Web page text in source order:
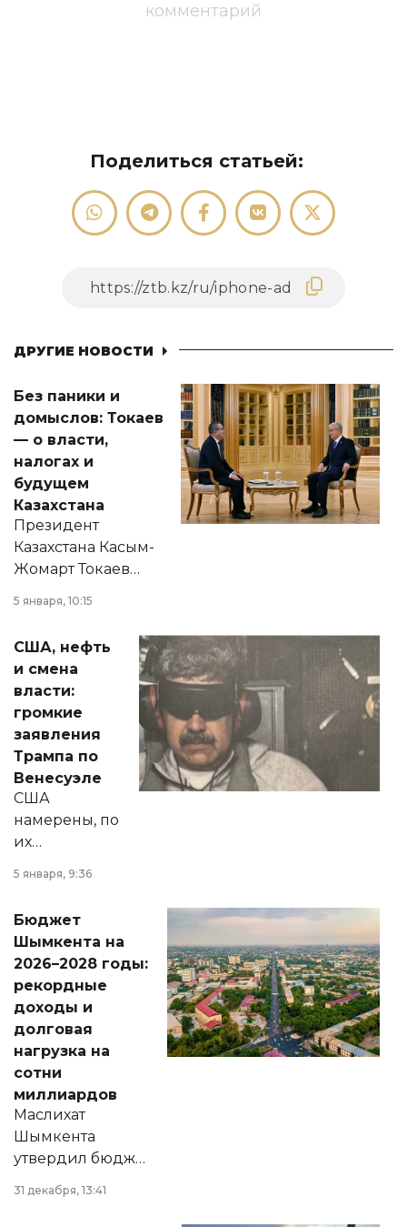
комментарий
Поделиться статьей:
ДРУГИЕ НОВОСТИ
Без паники и
домыслов: Токаев
— о власти,
налогах и
будущем
Казахстана
Президент
Казахстана Касым-
Жомарт Токаев
сразу несколько
актуальных тем —
от слухов о
политических
реформах до
вопросов армии,
экономики и
личного здоровья.
5 января, 10:15
США, нефть
и смена
власти:
громкие
заявления
Трампа по
Венесуэле
США
намерены, по
их
принести
народу
Венесуэлы.
5 января, 9:36
Бюджет
Шымкента на
2026–2028 годы:
рекордные
доходы и
долговая
нагрузка на
сотни
миллиардов
Маслихат
Шымкента
утвердил бюджет
города на 2026–
2028 годы.
31 декабря, 13:41